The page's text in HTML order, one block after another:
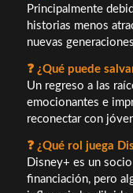
Principalmente
historias menos
nuevas
❓ ¿Qué puede
Un regreso a las
emocionantes e
reconectar con
❓ ¿Qué rol juega
Disney+ es un
financiación, pero